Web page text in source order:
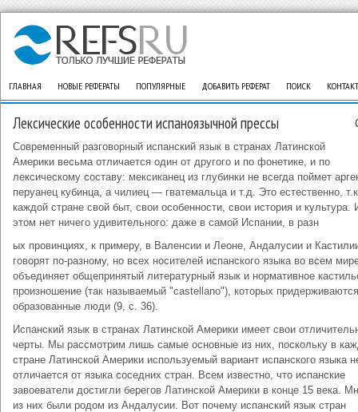
ГЛАВНАЯ НОВЫЕ РЕФЕРАТЫ ПОПУЛЯРНЫЕ ДОБАВИТЬ РЕФЕРАТ ПОИСК
Лексические особенности испаноязычной прессы
Современный разговорный испанский язык в странах Латинской
Америки весьма отличается один от другого и по фонетике, и по
лексическому составу: мексиканец из глубинки не всегда поймет
перуанец кубинца, а чилиец — гватемальца и т.д. Это естественно,
каждой стране свой быт, свои особенности, свои история и культура.
этом нет ничего удивительного: даже в самой Испании, в разн
ых провинциях, к примеру, в Валенсии и Леоне, Андалусии и
говорят по-разному, но всех носителей испанского языка во всем
объединяет общепринятый литературный язык и нормативное
произношение (так называемый "castellano"), которых
образованные люди (9, с. 36).
Испанский язык в странах Латинской Америки имеет свои
черты. Мы рассмотрим лишь самые основные из них, поскольку в
стране Латинской Америки используемый вариант испанского языка
отличается от языка соседних стран. Всем известно, что испанские
завоеватели достигли берегов Латинской Америки в конце 15 века.
из них были родом из Андалусии. Вот почему испанский язык стран